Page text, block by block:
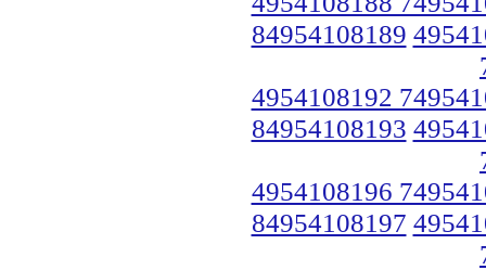
84954108189
4954108192
84954108193
4954108196
84954108197